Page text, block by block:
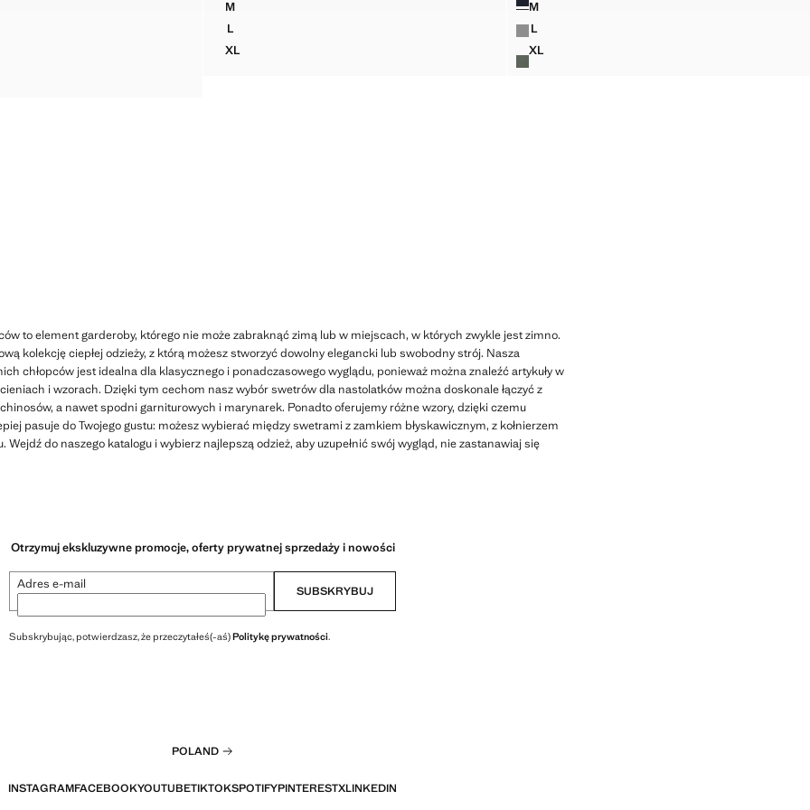
MSWETER Z PRĄŻKOWANEJ DZIANINY Z BAWEŁNY
LSWETER Z PRĄŻKOWANEJ DZIANINY Z BAWEŁNY
XLSWETER Z PRĄŻKOWANEJ DZIANINY Z BAWEŁNY
MSWETER Z BAWEŁNIANEJ DZIANINY
LSWETER Z BAWEŁNIANEJ DZIANINY
XLSWETER Z BAWEŁNIANEJ DZIANINY
to element garderoby, którego nie może zabraknąć zimą lub w miejscach, w których zwykle jest zimno.
kolekcję ciepłej odzieży, z którą możesz stworzyć dowolny elegancki lub swobodny strój. Nasza
chłopców jest idealna dla klasycznego i ponadczasowego wyglądu, ponieważ można znaleźć artykuły w
i wzorach. Dzięki tym cechom nasz wybór swetrów dla nastolatków można doskonale łączyć z
a nawet spodni garniturowych i marynarek. Ponadto oferujemy różne wzory, dzięki czemu
pasuje do Twojego gustu: możesz wybierać między swetrami z zamkiem błyskawicznym, z kołnierzem
Wejdź do naszego katalogu i wybierz najlepszą odzież, aby uzupełnić swój wygląd, nie zastanawiaj się
Otrzymuj ekskluzywne promocje, oferty prywatnej sprzedaży i nowości
Adres e-mail SUBSKRYBUJ
Subskrybując, potwierdzasz, że przeczytałeś(-aś)Politykę prywatności.
POLAND
INSTAGRAMFACEBOOKYOUTUBETIKTOKSPOTIFYPINTERESTXLINKEDIN